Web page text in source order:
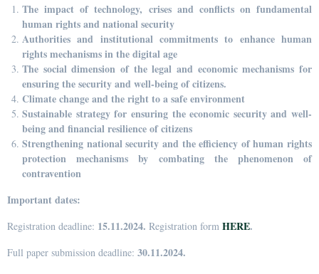
The impact of technology, crises and conflicts on fundamental
human rights and national security
Authorities and institutional commitments to enhance human
rights mechanisms in the digital age
The social dimension of the legal and economic mechanisms for
ensuring the security and well-being of citizens.
Climate change and the right to a safe environment
Sustainable strategy for ensuring the economic security and well-
being and financial resilience of citizens
Strengthening national security and the efficiency of human rights
protection mechanisms by combating the phenomenon of
contravention
Important dates:
Registration deadline: 15.11.2024. Registration form HERE.
Full paper submission deadline: 30.11.2024.